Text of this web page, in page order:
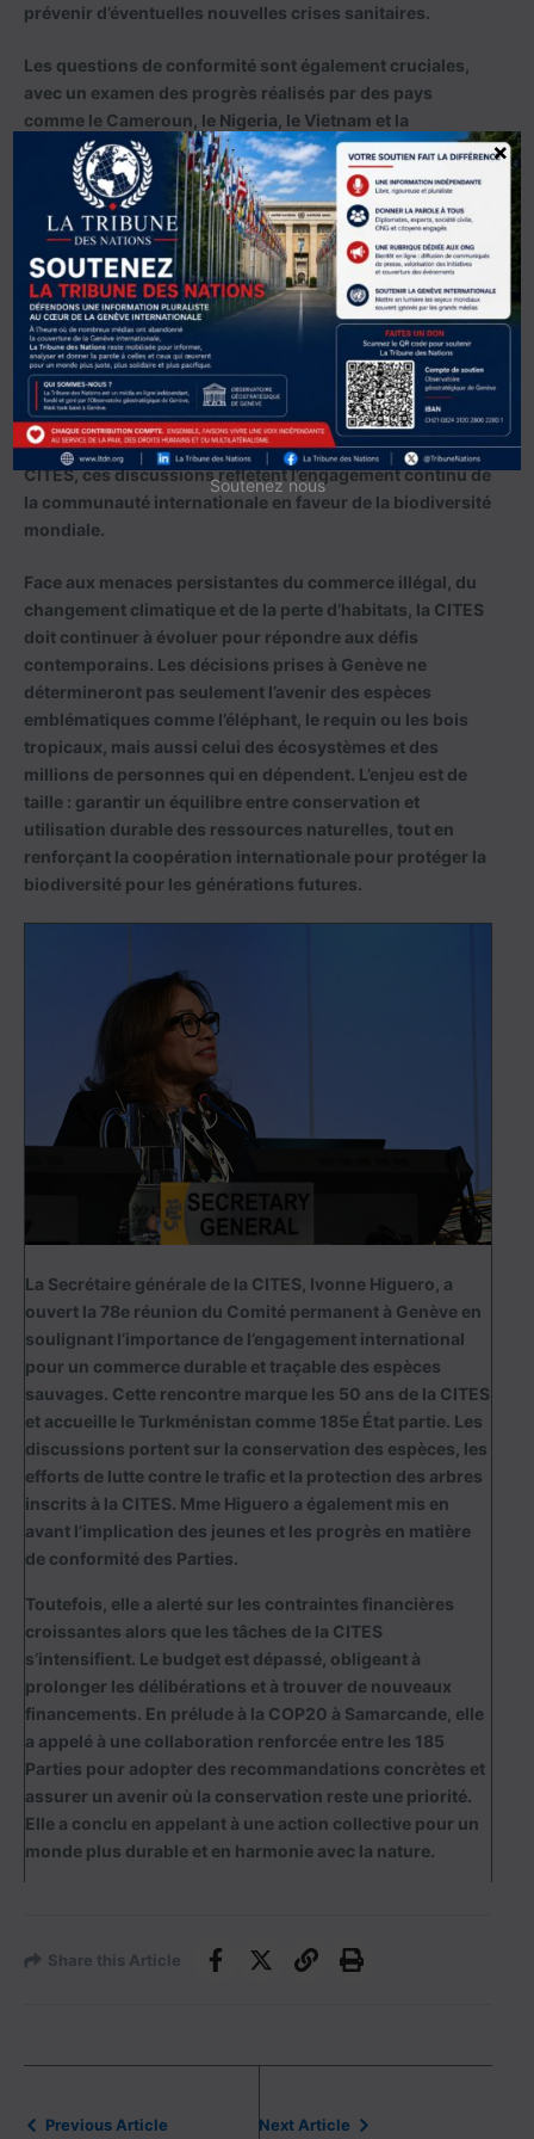
prévenir d’éventuelles nouvelles crises sanitaires.
Les questions de conformité sont également cruciales,
avec un examen des progrès réalisés par des pays
comme le Cameroun, le Nigeria, le Vietnam et la
République démocratique du Congo dans la mise en
œuvre de la Convention. Les défis liés au commerce
illégal, à l’élevage en captivité et à la législation nationale
sont analysés pour renforcer l’efficacité de la CITES.
Cette 78e réunion du Comité permanent est donc un
moment décisif pour évaluer les avancées et les défis
dans la conservation des espèces menacées. Les
décisions prises à Genève auront un impact significatif
sur les politiques de conservation et de commerce
durable, préparant le terrain pour la CoP20 à
Samarcande. À l’approche du 50e anniversaire de la
CITES, ces discussions reflètent l’engagement continu de
la communauté internationale en faveur de la biodiversité
mondiale.
Face aux menaces persistantes du commerce illégal, du
changement climatique et de la perte d’habitats, la CITES
doit continuer à évoluer pour répondre aux défis
contemporains. Les décisions prises à Genève ne
détermineront pas seulement l’avenir des espèces
emblématiques comme l’éléphant, le requin ou les bois
tropicaux, mais aussi celui des écosystèmes et des
millions de personnes qui en dépendent. L’enjeu est de
taille : garantir un équilibre entre conservation et
utilisation durable des ressources naturelles, tout en
renforçant la coopération internationale pour protéger la
biodiversité pour les générations futures.
La Secrétaire générale de la CITES, Ivonne Higuero, a
ouvert la 78e réunion du Comité permanent à Genève en
soulignant l’importance de l’engagement international
pour un commerce durable et traçable des espèces
sauvages. Cette rencontre marque les 50 ans de la CITES
et accueille le Turkménistan comme 185e État partie. Les
discussions portent sur la conservation des espèces, les
efforts de lutte contre le trafic et la protection des arbres
inscrits à la CITES. Mme Higuero a également mis en
avant l’implication des jeunes et les progrès en matière
de conformité des Parties.
Toutefois, elle a alerté sur les contraintes financières
croissantes alors que les tâches de la CITES
s’intensifient. Le budget est dépassé, obligeant à
prolonger les délibérations et à trouver de nouveaux
financements. En prélude à la COP20 à Samarcande, elle
a appelé à une collaboration renforcée entre les 185
Parties pour adopter des recommandations concrètes et
assurer un avenir où la conservation reste une priorité.
Elle a conclu en appelant à une action collective pour un
monde plus durable et en harmonie avec la nature.
Share this Article
Previous Article Next Article
Soutenez nous
×